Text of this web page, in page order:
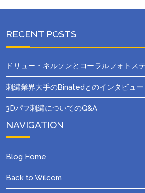
RECENT POSTS
ドリュー・ネルソンとコーラルフォトス
刺繍業界大手のBinatedとのインタビュー
3Dパフ刺繍についてのQ&A
NAVIGATION
Blog Home
Back to Wilcom